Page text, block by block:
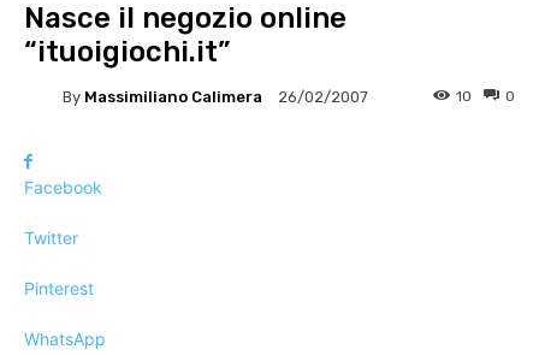
Nasce il negozio online
“ituoigiochi.it”
By Massimiliano Calimera 26/02/2007 0
10
Facebook
Twitter
Pinterest
WhatsApp